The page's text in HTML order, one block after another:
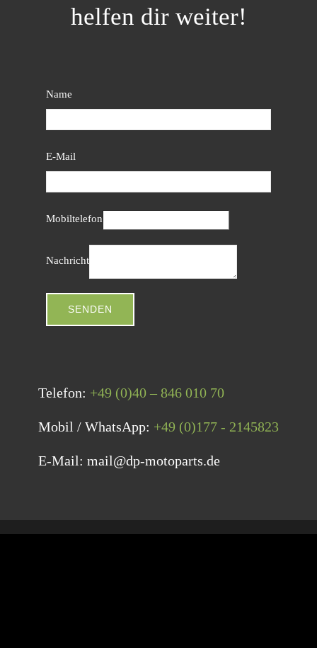
helfen dir weiter!
Name
E-Mail
Mobiltelefon
Nachricht
SENDEN
Telefon: +49 (0)40 – 846 010 70
Mobil / WhatsApp: +49 (0)177 - 2145823
E-Mail: mail@dp-motoparts.de